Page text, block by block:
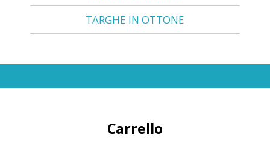
TARGHE IN OTTONE
Carrello